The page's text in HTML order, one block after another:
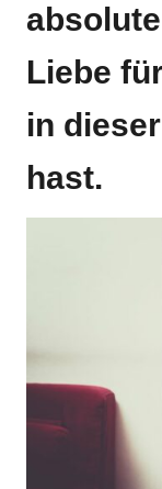
Liebe
in
hast.